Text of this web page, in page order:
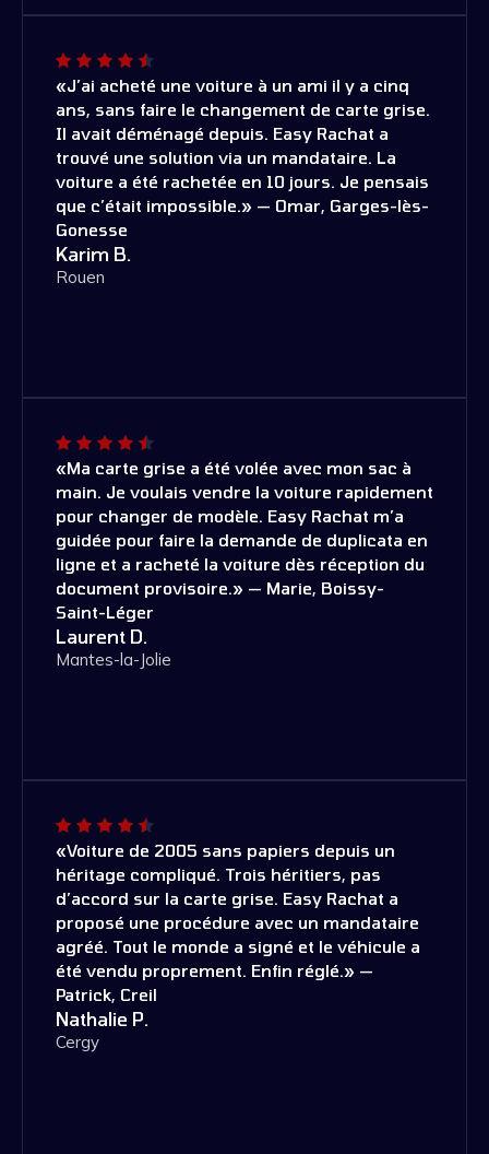
«J’ai acheté une voiture à un ami il y a cinq
ans, sans faire le changement de carte grise.
Il avait déménagé depuis. Easy Rachat a
trouvé une solution via un mandataire. La
voiture a été rachetée en 10 jours. Je pensais
que c’était impossible.» — Omar, Garges-lès-
Gonesse
Karim B.
Rouen
«Ma carte grise a été volée avec mon sac à
main. Je voulais vendre la voiture rapidement
pour changer de modèle. Easy Rachat m’a
guidée pour faire la demande de duplicata en
ligne et a racheté la voiture dès réception du
document provisoire.» — Marie, Boissy-
Saint-Léger
Laurent D.
Mantes-la-Jolie
«Voiture de 2005 sans papiers depuis un
héritage compliqué. Trois héritiers, pas
d’accord sur la carte grise. Easy Rachat a
proposé une procédure avec un mandataire
agréé. Tout le monde a signé et le véhicule a
été vendu proprement. Enfin réglé.» —
Patrick, Creil
Nathalie P.
Cergy